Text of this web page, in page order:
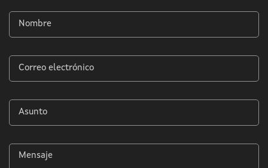
Nombre
*
Correo
electrónico
*
Asunto
*
Mensaje